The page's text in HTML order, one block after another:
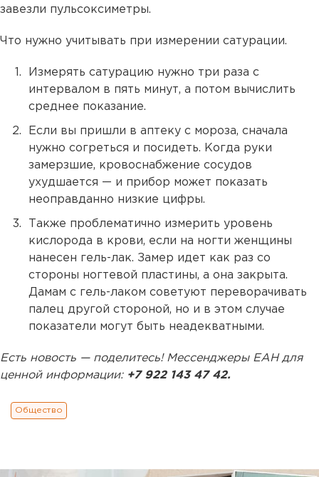
завезли пульсоксиметры.
Что нужно учитывать при измерении сатурации.
Измерять сатурацию нужно три раза с
интервалом в пять минут, а потом вычислить
среднее показание.
Если вы пришли в аптеку с мороза, сначала
нужно согреться и посидеть. Когда руки
замерзшие, кровоснабжение сосудов
ухудшается — и прибор может показать
неоправданно низкие цифры.
Также проблематично измерить уровень
кислорода в крови, если на ногти женщины
нанесен гель-лак. Замер идет как раз со
стороны ногтевой пластины, а она закрыта.
Дамам с гель-лаком советуют переворачивать
палец другой стороной, но и в этом случае
показатели могут быть неадекватными.
Есть новость — поделитесь! Мессенджеры ЕАН для
ценной информации: +7 922 143 47 42.
Общество